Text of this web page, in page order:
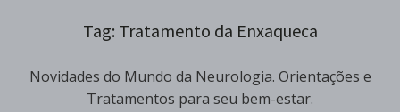
Tag: Tratamento da Enxaqueca
Novidades do Mundo da Neurologia. Orientações e
Tratamentos para seu bem-estar.